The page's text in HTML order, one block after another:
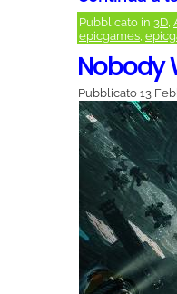
Pubblicato in 3D,
epicgames,
Nobody
Pubblicato 13